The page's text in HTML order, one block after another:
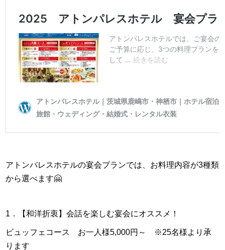
アトンパレスホテルの宴会プランでは、お料理内容が3種類
から選べます🤗
1．【和洋折衷】会話を楽しむ宴会にオススメ！
ビュッフェコース お一人様5,000円～ ※25名様より承
ります